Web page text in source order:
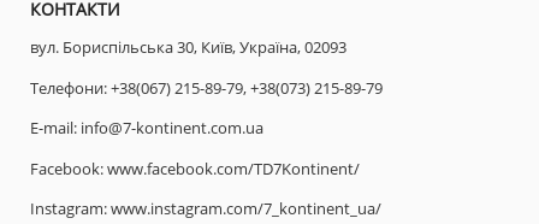
КОНТАКТИ
вул. Бориспільська 30, Київ, Україна, 02093
Телефони:+38(067) 215-89-79,+38(073) 215-89-79
E-mail: info@7-kontinent.com.ua
Facebook:www.facebook.com/TD7Kontinent/
Instagram:www.instagram.com/7_kontinent_ua/